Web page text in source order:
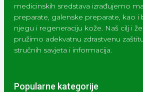
medicinskih sredstava izrađujemo
preparate, galenske preparate, kao i
njegu i regeneraciju kože. Naš cilj i
pružimo adekvatnu zdrastvenu
stručnih savjeta i informacija.
Popularne kategorije